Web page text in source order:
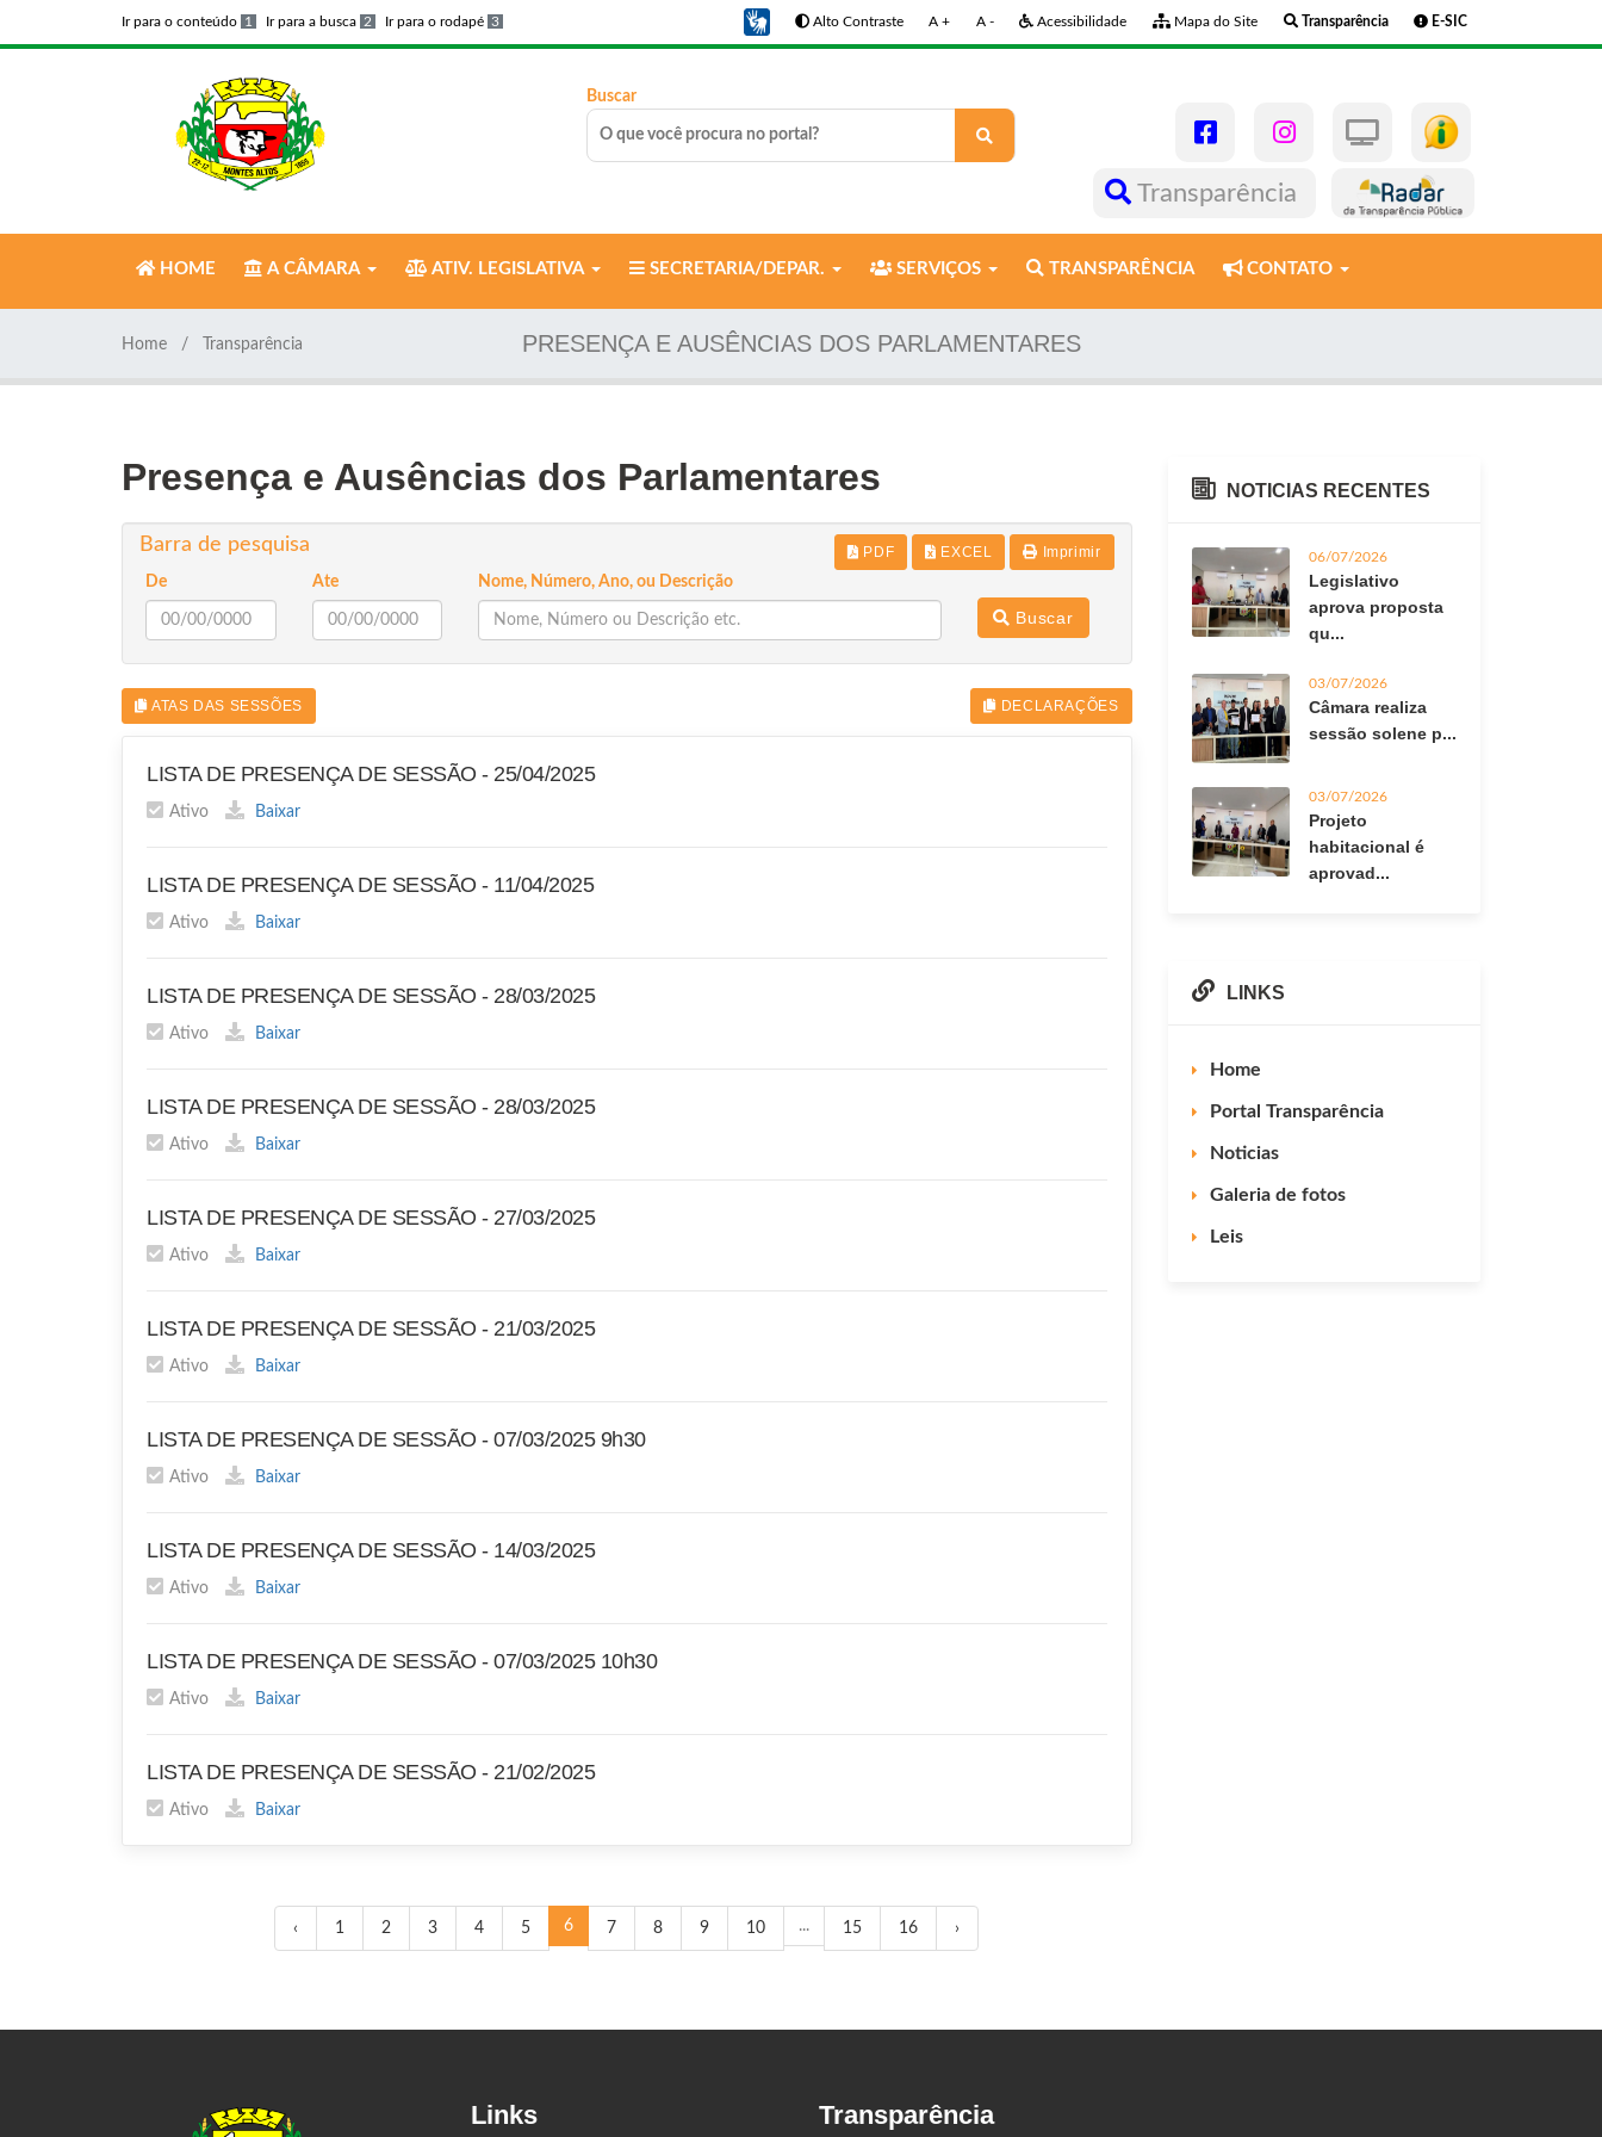
Ir para o conteúdo 1 Ir para a busca 2 Ir para o rodapé 3 Alto Contraste A + A - Acessibilidade Mapa do Site Transparência E-SIC
Buscar
Transparência
HOME A CÂMARA ATIV. LEGISLATIVA SECRETARIA/DEPAR. SERVIÇOS TRANSPARÊNCIA CONTATO
PRESENÇA E AUSÊNCIAS DOS PARLAMENTARES
Home Transparência
Presença e Ausências dos Parlamentares
Barra de pesquisa PDF EXCEL
Imprimir
De
Ate Nome, Número, Ano, ou Descrição
Buscar
ATAS DAS SESSÕES DECLARAÇÕES
LISTA DE PRESENÇA DE SESSÃO - 25/04/2025
Ativo Baixar
LISTA DE PRESENÇA DE SESSÃO - 11/04/2025
Ativo Baixar
LISTA DE PRESENÇA DE SESSÃO - 28/03/2025
Ativo Baixar
LISTA DE PRESENÇA DE SESSÃO - 28/03/2025
Ativo Baixar
LISTA DE PRESENÇA DE SESSÃO - 27/03/2025
Ativo Baixar
LISTA DE PRESENÇA DE SESSÃO - 21/03/2025
Ativo Baixar
LISTA DE PRESENÇA DE SESSÃO - 07/03/2025 9h30
Ativo Baixar
LISTA DE PRESENÇA DE SESSÃO - 14/03/2025
Ativo Baixar
LISTA DE PRESENÇA DE SESSÃO - 07/03/2025 10h30
Ativo Baixar
LISTA DE PRESENÇA DE SESSÃO - 21/02/2025
Ativo Baixar
‹ 1 2 3 4 5 6 7 8 9 10 ... 15 16 ›
NOTICIAS RECENTES
06/07/2026
Legislativo
aprova proposta
qu...
03/07/2026
Câmara realiza
sessão solene p...
03/07/2026
Projeto
habitacional é
aprovad...
LINKS
Home
Portal Transparência
Noticias
Galeria de fotos
Leis
Links Transparência